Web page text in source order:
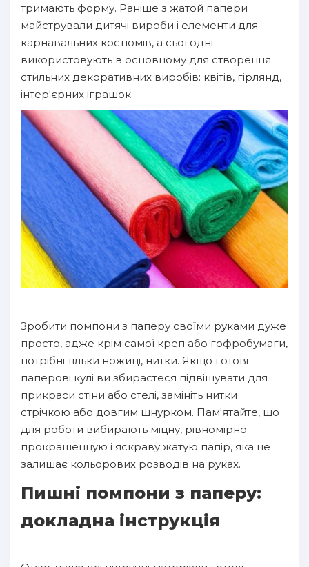
тримають форму. Раніше з жатой папери
майстрували дитячі вироби і елементи для
карнавальних костюмів, а сьогодні
використовують в основному для створення
стильних декоративних виробів: квітів, гірлянд,
інтер'єрних іграшок.
Зробити помпони з паперу своїми руками дуже
просто, адже крім самої креп або гофробумаги,
потрібні тільки ножиці, нитки. Якщо готові
паперові кулі ви збираєтеся підвішувати для
прикраси стіни або стелі, замініть нитки
стрічкою або довгим шнурком. Пам'ятайте, що
для роботи вибирають міцну, рівномірно
прокрашенную і яскраву жатую папір, яка не
залишає кольорових розводів на руках.
Пишні помпони з паперу:
докладна інструкція